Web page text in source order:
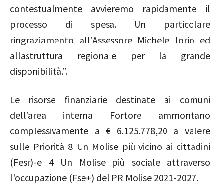
contestualmente avvieremo rapidamente il
processo di spesa. Un particolare
ringraziamento all’Assessore Michele Iorio ed
allastruttura regionale per la grande
disponibilità.”.
Le risorse finanziarie destinate ai comuni
dell’area interna Fortore ammontano
complessivamente a € 6.125.778,20 a valere
sulle Priorità 8 Un Molise più vicino ai cittadini
(Fesr)-e 4 Un Molise più sociale attraverso
l'occupazione (Fse+) del PR Molise 2021-2027.